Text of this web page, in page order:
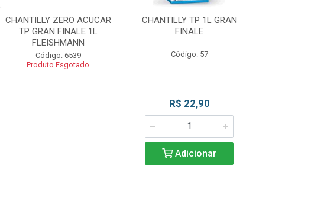
CHANTILLY ZERO ACUCAR
TP GRAN FINALE 1L
FLEISHMANN
Código: 6539
Produto Esgotado
CHANTILLY TP 1L GRAN
FINALE
Código: 57
R$ 22,90
Adicionar